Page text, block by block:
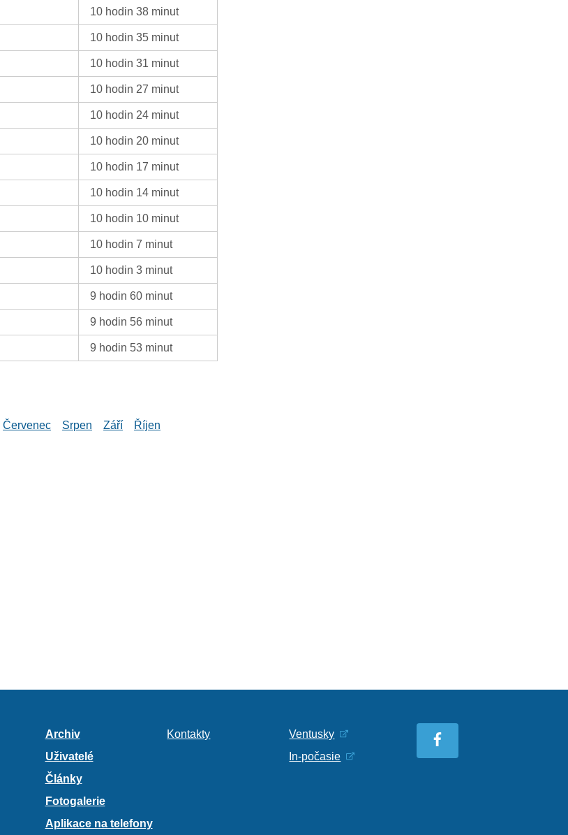
10 hodin 38 minut
10 hodin 35 minut
10 hodin 31 minut
10 hodin 27 minut
10 hodin 24 minut
10 hodin 20 minut
10 hodin 17 minut
10 hodin 14 minut
10 hodin 10 minut
10 hodin 7 minut
10 hodin 3 minut
9 hodin 60 minut
9 hodin 56 minut
9 hodin 53 minut
Červenec Srpen Září
Říjen
Archiv
Uživatelé
Články
Fotogalerie
Aplikace na telefony
Kontakty
Ventusky
In-počasie